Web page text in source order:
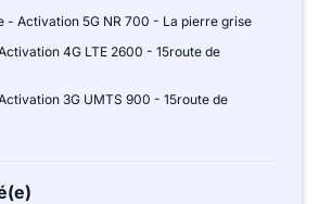
- Activation 5G NR 700 - La pierre grise
4G LTE 2600 - 15route de
3G UMTS 900 - 15route de